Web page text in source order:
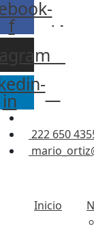
f
in
222 650
Inicio